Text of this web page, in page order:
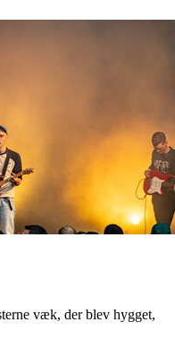
væk, der blev hygget,